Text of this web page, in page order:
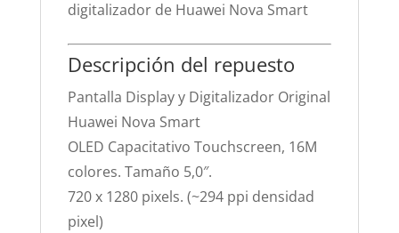
digitalizador de Huawei Nova Smart
Descripción del repuesto
Pantalla Display y Digitalizador Original
Huawei Nova Smart
OLED Capacitativo Touchscreen, 16M
colores. Tamaño 5,0″.
720 x 1280 pixels. (~294 ppi densidad
pixel)